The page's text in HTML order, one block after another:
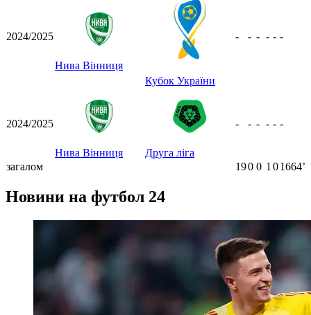
2024/2025
Нива Вінниця
Кубок України
- - - - - -
2024/2025
Нива Вінниця Друга ліга
- - - - - -
загалом 190 0 1 01664ʼ
Новини на футбол 24